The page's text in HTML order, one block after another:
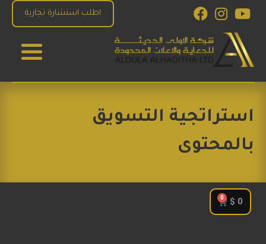
اطلب استشارة تجارية
استراتجية التسويق
بالمحتوى
$ 0